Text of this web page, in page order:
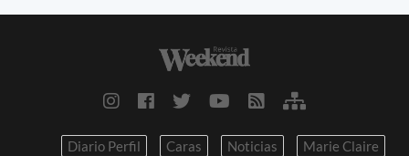
Diario Perfil Caras Noticias
Marie Claire